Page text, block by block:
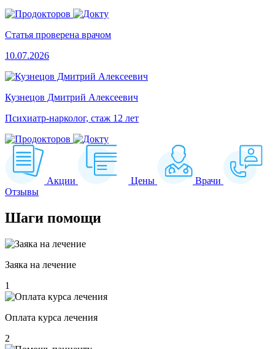
Статья проверена врачом
10.07.2026
Кузнецов Дмитрий Алексеевич
Психиатр-нарколог, стаж 12 лет
Акции Цены
Врачи
Отзывы
Шаги помощи
Заяка на лечение
1
Оплата курса лечения
2